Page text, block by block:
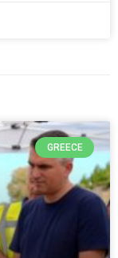
GREECE